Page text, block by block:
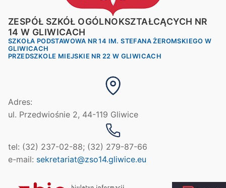
ZESPÓŁ SZKÓŁ OGÓLNOKSZTAŁCĄCYCH NR
14 W GLIWICACH
SZKOŁA PODSTAWOWA NR 14 IM. STEFANA ŻEROMSKIEGO W
GLIWICACH
PRZEDSZKOLE MIEJSKIE NR 22 W GLIWICACH
Adres:
ul. Przedwiośnie 2, 44-119 Gliwice
tel: (32) 237-02-88; (32) 279-87-66
e-mail: sekretariat@zso14.gliwice.eu